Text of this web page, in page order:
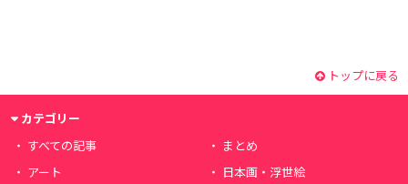
トップに戻る
カテゴリー
すべての記事
まとめ
アート
日本画・浮世絵